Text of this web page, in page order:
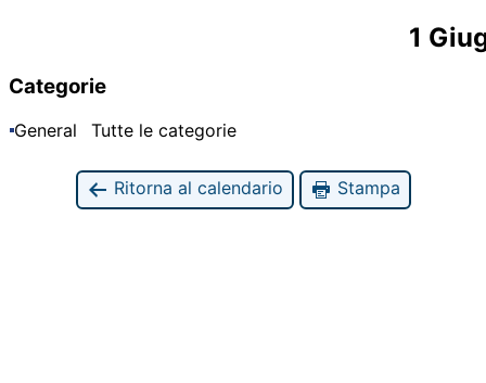
1
Categorie
General Tutte le categorie
Ritorna al calendario Stampa